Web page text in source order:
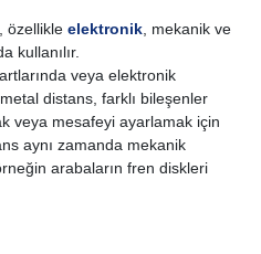
özellikle elektronik, mekanik ve
kullanılır.
veya elektronik
distans, farklı bileşenler
veya mesafeyi ayarlamak için
aynı zamanda mekanik
arabaların fren diskleri